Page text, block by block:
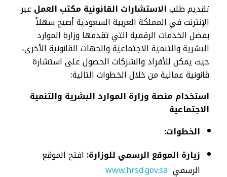
تقديم طلبالاستشارات القانونية مكتب العمل عبر
الإنترنت في المملكة العربية السعودية أصبح سهلاً
بفضل الخدمات الرقمية التي تقدمها وزارة الموارد
البشرية والتنمية الاجتماعية والجهات القانونية الأخرى،
حيث يمكن للأفراد والشركات الحصول على استشارة
قانونية عمالية من خلال الخطوات التالية:
استخدام منصة وزارة الموارد البشرية والتنمية
الاجتماعية
الخطوات:
زيارة الموقع الرسمي للوزارة: افتح الموقع
الرسمي www.hrsd.gov.sa